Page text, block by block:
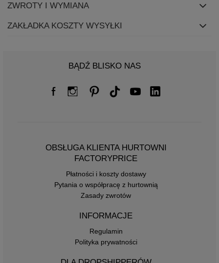
ZWROTY I WYMIANA
ZAKŁADKA KOSZTY WYSYŁKI
BĄDŹ BLISKO NAS
OBSŁUGA KLIENTA HURTOWNI
FACTORYPRICE
Płatności i koszty dostawy
Pytania o współpracę z hurtownią
Zasady zwrotów
INFORMACJE
Regulamin
Polityka prywatności